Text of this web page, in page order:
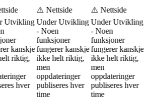
Utvikling
kanskje
riktig,
hver
⚠️ Nettside
Under Utvikling
- Noen
funksjoner
fungerer kanskje
ikke helt riktig,
men
oppdateringer
publiseres hver
time
⚠️ Nettside
Under Utvikling
- Noen
funksjoner
fungerer kanskje
ikke helt riktig,
men
oppdateringer
publiseres hver
time